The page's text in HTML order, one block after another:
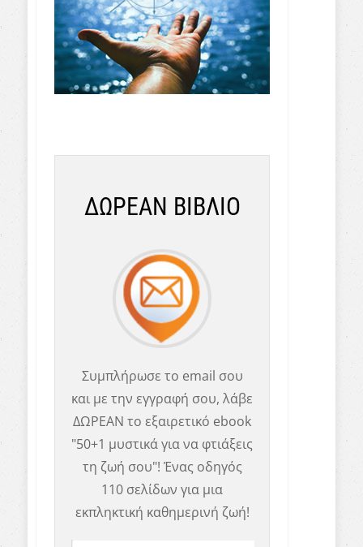
ΔΩΡΕΑΝ ΒΙΒΛΙΟ
Συμπλήρωσε το email σου
και με την εγγραφή σου, λάβε
ΔΩΡΕΑΝ το εξαιρετικό ebook
"50+1 μυστικά για να φτιάξεις
τη ζωή σου"! Ένας οδηγός
110 σελίδων για μια
εκπληκτική καθημερινή ζωή!